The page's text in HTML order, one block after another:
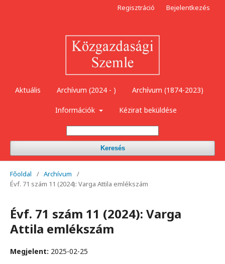
Aktuális Archívum (2024 - ) Archívum (1874-2023)
Információk Kézirat beküldése
Keresés
Regisztráció Bejelentkezés
Főoldal / Archívum
/
Évf. 71 szám 11 (2024): Varga Attila emlékszám
Évf. 71 szám 11 (2024): Varga
Attila emlékszám
Megjelent: 2025-02-25